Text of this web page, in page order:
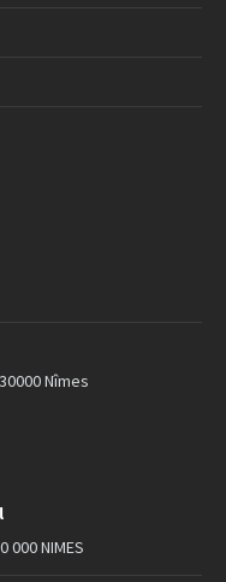
Nîmes
000 NIMES